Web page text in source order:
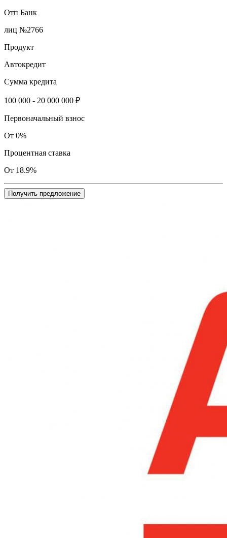
Отп Банк
лиц №2766
Продукт
Автокредит
Сумма кредита
100 000 - 20 000 000 ₽
Первоначальный взнос
От 0%
Процентная ставка
От 18.9%
Получить предложение